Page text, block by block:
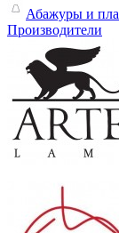
Абажуры и
Производители